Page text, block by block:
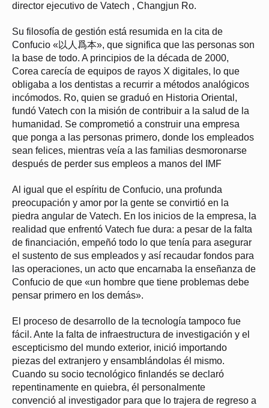
director ejecutivo de Vatech , Changjun Ro.
Su filosofía de gestión está resumida en la cita de
Confucio «以人爲本», que significa que las personas son
la base de todo. A principios de la década de 2000,
Corea carecía de equipos de rayos X digitales, lo que
obligaba a los dentistas a recurrir a métodos analógicos
incómodos. Ro, quien se graduó en Historia Oriental,
fundó Vatech con la misión de contribuir a la salud de la
humanidad. Se comprometió a construir una empresa
que ponga a las personas primero, donde los empleados
sean felices, mientras veía a las familias desmoronarse
después de perder sus empleos a manos del IMF
Al igual que el espíritu de Confucio, una profunda
preocupación y amor por la gente se convirtió en la
piedra angular de Vatech. En los inicios de la empresa, la
realidad que enfrentó Vatech fue dura: a pesar de la falta
de financiación, empeñó todo lo que tenía para asegurar
el sustento de sus empleados y así recaudar fondos para
las operaciones, un acto que encarnaba la enseñanza de
Confucio de que «un hombre que tiene problemas debe
pensar primero en los demás».
El proceso de desarrollo de la tecnología tampoco fue
fácil. Ante la falta de infraestructura de investigación y el
escepticismo del mundo exterior, inició importando
piezas del extranjero y ensamblándolas él mismo.
Cuando su socio tecnológico finlandés se declaró
repentinamente en quiebra, él personalmente
convenció al investigador para que lo trajera de regreso a